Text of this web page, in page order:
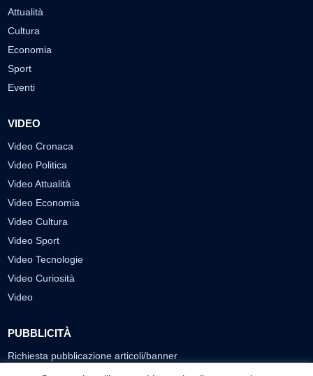
Attualità
Cultura
Economia
Sport
Eventi
VIDEO
Video Cronaca
Video Politica
Video Attualità
Video Economia
Video Cultura
Video Sport
Video Tecnologie
Video Curiosità
Video
PUBBLICITÀ
Richiesta pubblicazione articoli/banner